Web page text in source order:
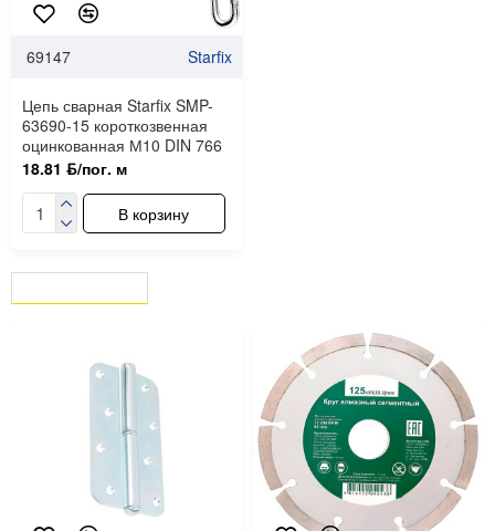
69147 Starfix
Цепь сварная Starfix SMP-
63690-15 короткозвенная
оцинкованная М10 DIN 766
18.81 ƃ/пог. м
В корзину